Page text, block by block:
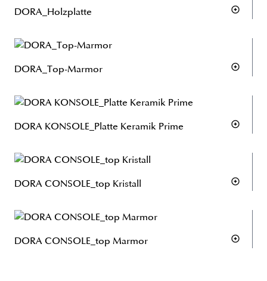
DORA_Holzplatte
DORA_Top-Marmor
DORA KONSOLE_Platte Keramik Prime
DORA CONSOLE_top Kristall
DORA CONSOLE_top Marmor